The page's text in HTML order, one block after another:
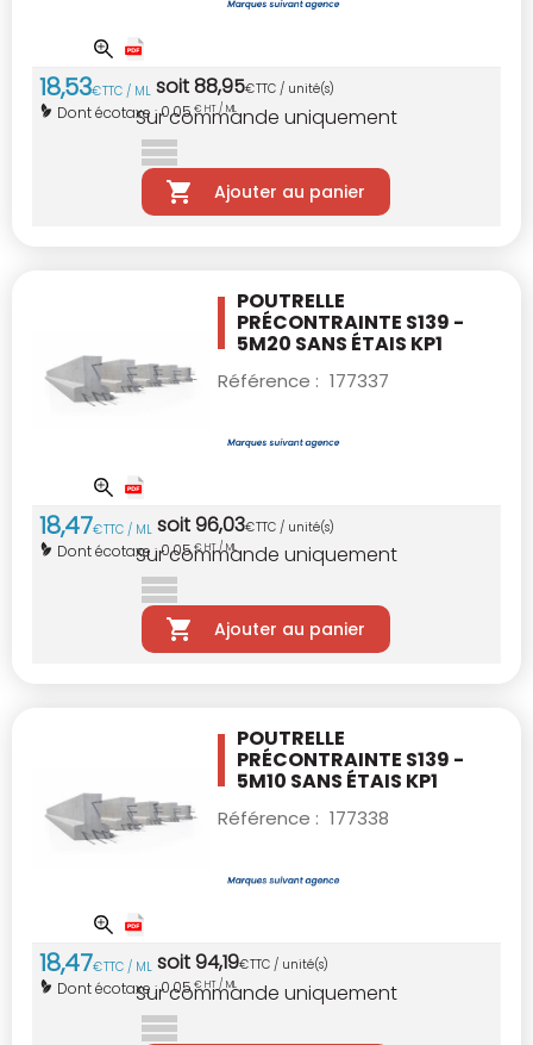
18,53€TTC / ML soit88,95€TTC / unité(s)
Dont écotaxe :0,05€ HT / ML
Sur commande uniquement
Ajouter au panier
POUTRELLE
PRÉCONTRAINTE S139 -
5M20 SANS ÉTAIS KP1
Référence : 177337
18,47€TTC / ML soit96,03€TTC / unité(s)
Dont écotaxe :0,05€ HT / ML
Sur commande uniquement
Ajouter au panier
POUTRELLE
PRÉCONTRAINTE S139 -
5M10 SANS ÉTAIS KP1
Référence : 177338
18,47€TTC / ML soit94,19€TTC / unité(s)
Dont écotaxe :0,05€ HT / ML
Sur commande uniquement